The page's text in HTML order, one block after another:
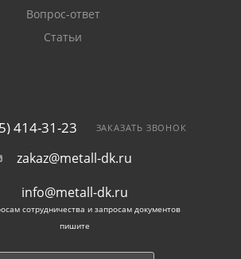
Вопрос-ответ
Статьи
414-31-23 ЗАКАЗАТЬ ЗВОНОК
zakaz@metall-dk.ru
info@metall-dk.ru
сотрудничества и запросам документов
пишите